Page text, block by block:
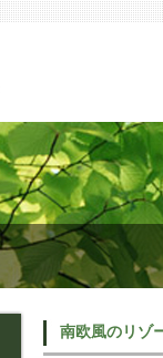
南欧風のリゾ